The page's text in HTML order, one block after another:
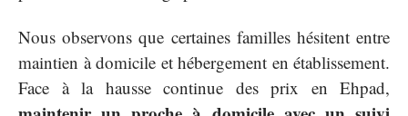
Nous observons que certaines familles hésitent entre
maintien à domicile et hébergement en établissement.
Face à la hausse continue des prix en Ehpad,